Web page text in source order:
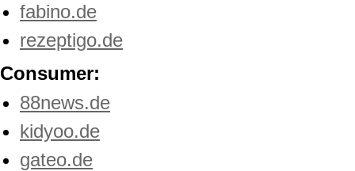
fabino.de
rezeptigo.de
Consumer:
88news.de
kidyoo.de
gateo.de